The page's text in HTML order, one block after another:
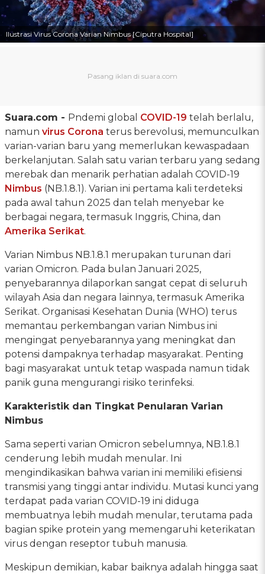
Ilustrasi Virus Corona Varian Nimbus [Ciputra Hospital]
Suara.com - Pndemi global COVID-19 telah berlalu,
namun virus Corona terus berevolusi, memunculkan
varian-varian baru yang memerlukan kewaspadaan
berkelanjutan. Salah satu varian terbaru yang sedang
merebak dan menarik perhatian adalah COVID-19
Nimbus (NB.1.8.1). Varian ini pertama kali terdeteksi
pada awal tahun 2025 dan telah menyebar ke
berbagai negara, termasuk Inggris, China, dan
Amerika Serikat.
Varian Nimbus NB.1.8.1 merupakan turunan dari
varian Omicron. Pada bulan Januari 2025,
penyebarannya dilaporkan sangat cepat di seluruh
wilayah Asia dan negara lainnya, termasuk Amerika
Serikat. Organisasi Kesehatan Dunia (WHO) terus
memantau perkembangan varian Nimbus ini
mengingat penyebarannya yang meningkat dan
potensi dampaknya terhadap masyarakat. Penting
bagi masyarakat untuk tetap waspada namun tidak
panik guna mengurangi risiko terinfeksi.
Karakteristik dan Tingkat Penularan Varian
Nimbus
Sama seperti varian Omicron sebelumnya, NB.1.8.1
cenderung lebih mudah menular. Ini
mengindikasikan bahwa varian ini memiliki efisiensi
transmisi yang tinggi antar individu. Mutasi kunci yang
terdapat pada varian COVID-19 ini diduga
membuatnya lebih mudah menular, terutama pada
bagian spike protein yang memengaruhi keterikatan
virus dengan reseptor tubuh manusia.
Meskipun demikian, kabar baiknya adalah hingga saat